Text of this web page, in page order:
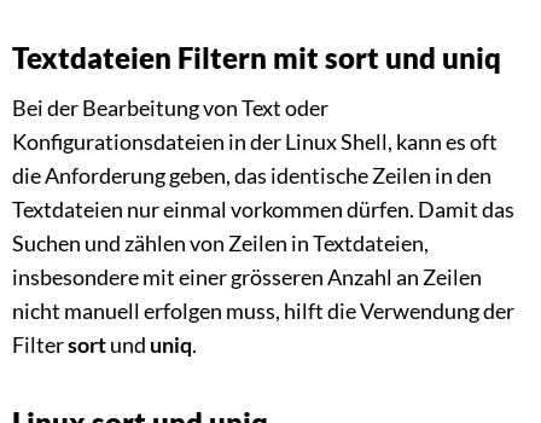
Textdateien Filtern mit sort und uniq
Bei der Bearbeitung von Text oder
Konfigurationsdateien in der Linux Shell, kann es oft
die Anforderung geben, das identische Zeilen in den
Textdateien nur einmal vorkommen dürfen. Damit das
Suchen und zählen von Zeilen in Textdateien,
insbesondere mit einer grösseren Anzahl an Zeilen
nicht manuell erfolgen muss, hilft die Verwendung der
Filtersortund uniq.